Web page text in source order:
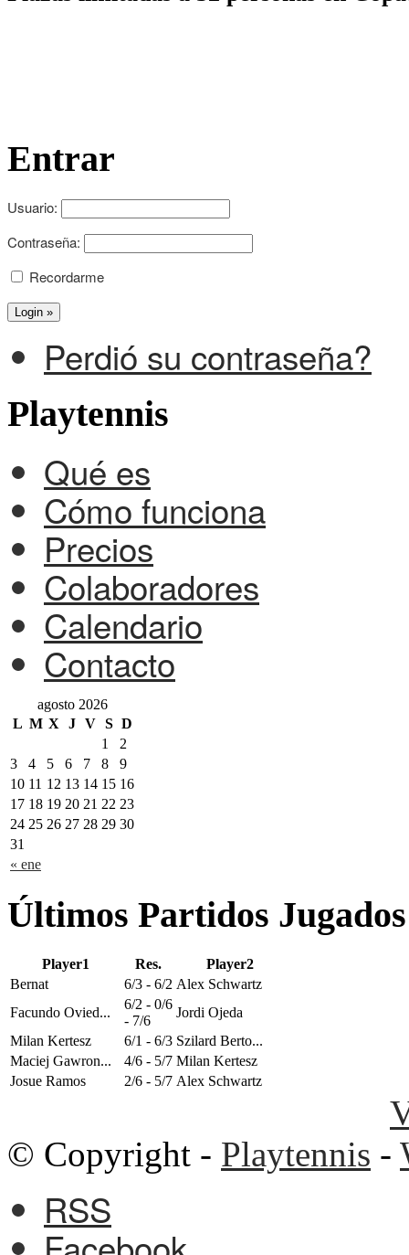
Entrar
Usuario:
Contraseña:
Recordarme
Perdió su contraseña?
Playtennis
Qué es
Cómo funciona
Precios
Colaboradores
Calendario
Contacto
agosto 2026
L M X J V S D
« ene
1
2
3
4 5 6 7 8
9
10 11 12 13 14 15 16
17 18 19 20 21 22 23
24 25 26 27 28 29 30
31
Últimos Partidos Jugados
Player1 Res.
Player2
Bernat
6/3 - 6/2 Alex Schwartz
Facundo Ovied...
6/2 - 0/6
- 7/6
Jordi Ojeda
Milan Kertesz
6/1 - 6/3 Szilard Berto...
Maciej Gawron...
4/6 - 5/7 Milan Kertesz
Josue Ramos
2/6 - 5/7 Alex Schwartz
© Copyright - Playtennis -
RSS